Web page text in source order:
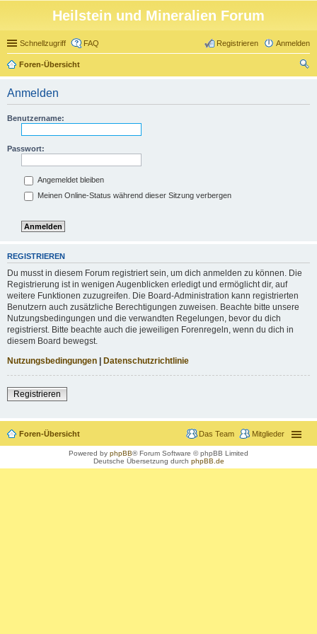
Heilstein und Mineralien Forum
Schnellzugriff FAQ Anmelden
Registrieren
Foren-Übersicht
Anmelden
Benutzername:
Passwort:
Angemeldet bleiben
Meinen Online-Status während dieser Sitzung verbergen
REGISTRIEREN
Du musst in diesem Forum registriert sein, um dich anmelden zu können. Die
Registrierung ist in wenigen Augenblicken erledigt und ermöglicht dir, auf
weitere Funktionen zuzugreifen. Die Board-Administration kann registrierten
Benutzern auch zusätzliche Berechtigungen zuweisen. Beachte bitte unsere
Nutzungsbedingungen und die verwandten Regelungen, bevor du dich
registrierst. Bitte beachte auch die jeweiligen Forenregeln, wenn du dich in
diesem Board bewegst.
Nutzungsbedingungen | Datenschutzrichtlinie
Registrieren
Foren-Übersicht Mitglieder
Das Team
Powered by phpBB® Forum Software © phpBB Limited
Deutsche Übersetzung durch phpBB.de